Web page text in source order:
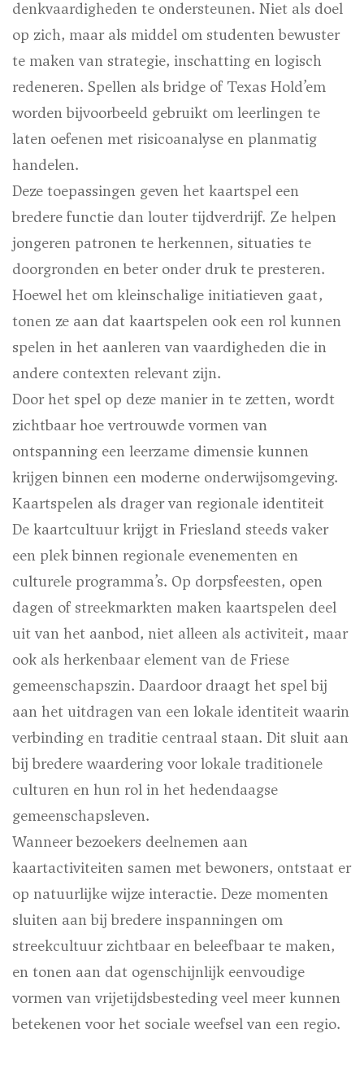
denkvaardigheden te ondersteunen. Niet als doel
op zich, maar als middel om studenten bewuster
te maken van strategie, inschatting en logisch
redeneren. Spellen als bridge of Texas Hold’em
worden bijvoorbeeld gebruikt om leerlingen te
laten oefenen met risicoanalyse en planmatig
handelen.
Deze toepassingen geven het kaartspel een
bredere functie dan louter tijdverdrijf. Ze helpen
jongeren patronen te herkennen, situaties te
doorgronden en beter onder druk te presteren.
Hoewel het om kleinschalige initiatieven gaat,
tonen ze aan dat kaartspelen ook een rol kunnen
spelen in het aanleren van vaardigheden die in
andere contexten relevant zijn.
Door het spel op deze manier in te zetten, wordt
zichtbaar hoe vertrouwde vormen van
ontspanning een leerzame dimensie kunnen
krijgen binnen een moderne onderwijsomgeving.
Kaartspelen als drager van regionale identiteit
De kaartcultuur krijgt in Friesland steeds vaker
een plek binnen regionale evenementen en
culturele programma’s. Op dorpsfeesten, open
dagen of streekmarkten maken kaartspelen deel
uit van het aanbod, niet alleen als activiteit, maar
ook als herkenbaar element van de Friese
gemeenschapszin. Daardoor draagt het spel bij
aan het uitdragen van een lokale identiteit waarin
verbinding en traditie centraal staan. Dit sluit aan
bij bredere waardering voor lokale traditionele
culturen en hun rol in het hedendaagse
gemeenschapsleven.
Wanneer bezoekers deelnemen aan
kaartactiviteiten samen met bewoners, ontstaat er
op natuurlijke wijze interactie. Deze momenten
sluiten aan bij bredere inspanningen om
streekcultuur zichtbaar en beleefbaar te maken,
en tonen aan dat ogenschijnlijk eenvoudige
vormen van vrijetijdsbesteding veel meer kunnen
betekenen voor het sociale weefsel van een regio.